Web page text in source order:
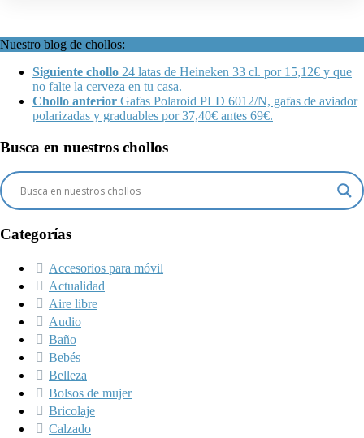
Nuestro blog de chollos:
Siguiente chollo 24 latas de Heineken 33 cl. por 15,12€ y que
no falte la cerveza en tu casa.
Chollo anterior Gafas Polaroid PLD 6012/N, gafas de aviador
polarizadas y graduables por 37,40€ antes 69€.
Busca en nuestros chollos
Categorías
Accesorios para móvil
Actualidad
Aire libre
Audio
Baño
Bebés
Belleza
Bolsos de mujer
Bricolaje
Calzado